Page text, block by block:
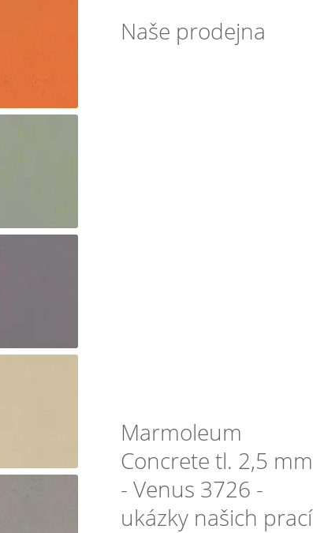
Naše prodejna
Marmoleum
Concrete tl. 2,5 mm
- Venus 3726 -
ukázky našich prací